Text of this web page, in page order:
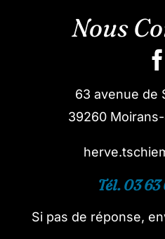
Nous
63 avenue de
39260
Tél. 03 63
Si pas de réponse,